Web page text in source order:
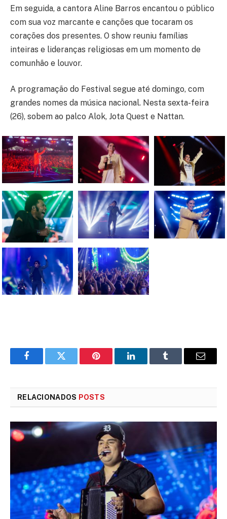
Em seguida, a cantora Aline Barros encantou o público
com sua voz marcante e canções que tocaram os
corações dos presentes. O show reuniu famílias
inteiras e lideranças religiosas em um momento de
comunhão e louvor.
A programação do Festival segue até domingo, com
grandes nomes da música nacional. Nesta sexta-feira
(26), sobem ao palco Alok, Jota Quest e Nattan.
FacebookTwitter Pinterest LinkedInTumblr
E-
RELACIONADOS POSTS